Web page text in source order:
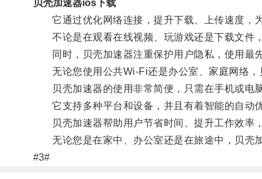
贝壳加速器ios下载
它通过优化网络连接，提升下载、上传速度，为
不论是在观看在线视频、玩游戏还是下载文件
同时，贝壳加速器注重保护用户隐私，使用最先
无论您使用公共Wi-Fi还是办公室、家庭网络，
贝壳加速器的使用非常简便，只需在手机或电脑
它支持多种平台和设备，并且有着智能的自动优
贝壳加速器帮助用户节省时间、提升工作效率，
无论您是在家中、办公室还是在旅途中，贝壳加
#3#